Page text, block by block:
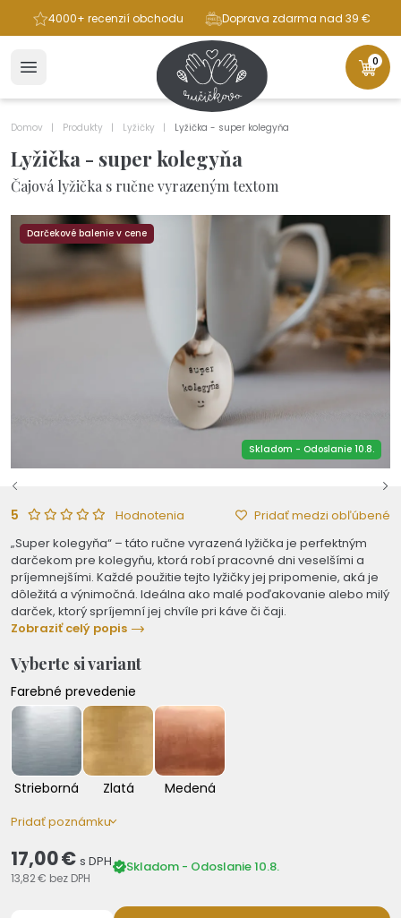
4000+ recenzií obchodu Doprava zdarma nad 39 €
0
Domov Produkty Lyžičky Lyžička - super kolegyňa
Lyžička - super kolegyňa
Čajová lyžička s ručne vyrazeným textom
Darčekové balenie v cene
Skladom - Odoslanie 10.8.
5 Hodnotenia
Pridať medzi obľúbené
„Super kolegyňa“ – táto ručne vyrazená lyžička je perfektným
darčekom pre kolegyňu, ktorá robí pracovné dni veselšími a
príjemnejšími. Každé použitie tejto lyžičky jej pripomenie, aká je
dôležitá a výnimočná. Ideálna ako malé poďakovanie alebo milý
darček, ktorý spríjemní jej chvíle pri káve či čaji.
Zobraziť celý popis
Vyberte si variant
Farebné prevedenie
Strieborná Zlatá Medená
Pridať poznámku
17,00 € s DPH
13,82 € bez DPH
Skladom - Odoslanie 10.8.